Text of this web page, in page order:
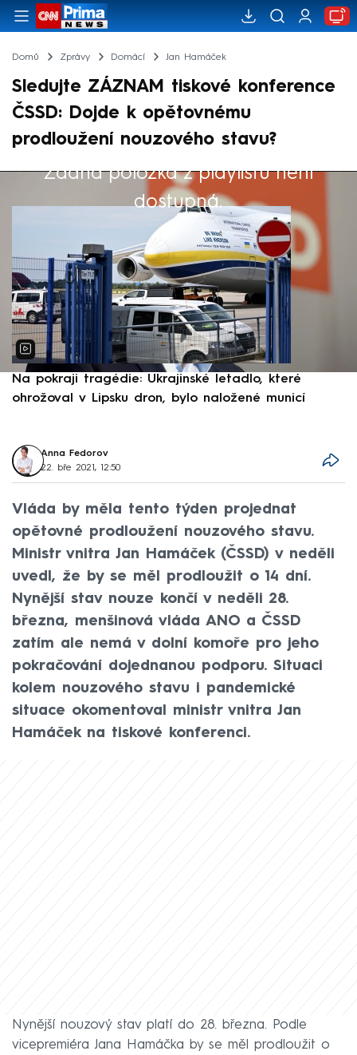
Domů Zprávy Domácí Jan Hamáček
Sledujte ZÁZNAM tiskové konference
ČSSD: Dojde k opětovnému
prodloužení nouzového stavu?
Žádná položka z playlistu není
dostupná.
Výběr redakce
Na pokraji tragédie: Ukrajinské letadlo, které
ohrožoval v Lipsku dron, bylo naložené municí
Anna Fedorov
22. bře 2021, 12:50
Vláda by měla tento týden projednat
opětovné prodloužení nouzového stavu.
Ministr vnitra Jan Hamáček (ČSSD) v neděli
uvedl, že by se měl prodloužit o 14 dní.
Nynější stav nouze končí v neděli 28.
března, menšinová vláda ANO a ČSSD
zatím ale nemá v dolní komoře pro jeho
pokračování dojednanou podporu. Situaci
kolem nouzového stavu i pandemické
situace okomentoval ministr vnitra Jan
Hamáček na tiskové konferenci.
Nynější nouzový stav platí do 28. března. Podle
vicepremiéra Jana Hamáčka by se měl prodloužit o